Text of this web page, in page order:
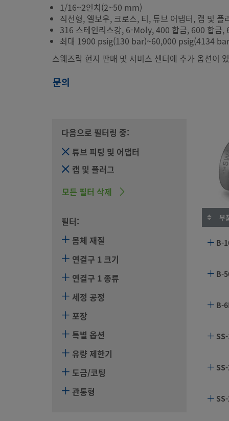
1/16~2인치(2~50 mm)
직선형, 엘보우, 크로스, 티, 튜브 어댑터, 캡 및 플
316 스테인리스강, 6-Moly, 400 합금, 600 합금,
최대 1900 psig(130 bar)~60,000 psig(4134
스웨즈락 현지 판매 및 서비스 센터에 추가 옵션이
문의
다음으로 필터링 중:
튜브 피팅 및 어댑터
캡 및 플러그
모든 필터 삭제
필터:
몸체 재질
연결구 1 크기
연결구 1 종류
세정 공정
포장
특별 옵션
유량 제한기
도금/코팅
관통형
부
B-
B-
B-